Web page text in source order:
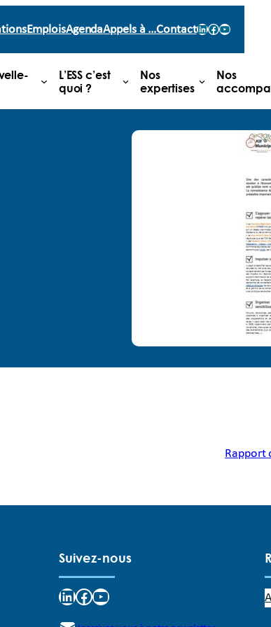
EmploisAgendaAppels à …ContactLinkedIn
Facebook
YouTube
L’ESS c’est
quoi ?
Nos
expertises
Nos
Rapport
Suivez-nous
LinkedIn Facebook YouTube